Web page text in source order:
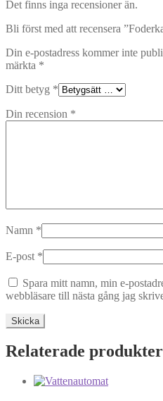
Det finns inga recensioner än.
Bli först med att recensera
Din e-postadress kommer inte
märkta *
Ditt betyg *
Din recension *
Namn *
E-post *
Spara mitt namn, min e-
webbläsare till nästa gång jag
Relaterade produkter